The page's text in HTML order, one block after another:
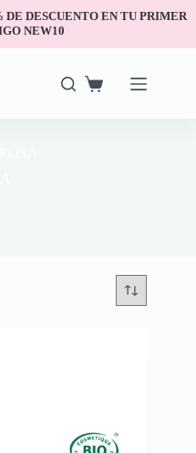
DE DESCUENTO EN TU PRIMER
NEW10